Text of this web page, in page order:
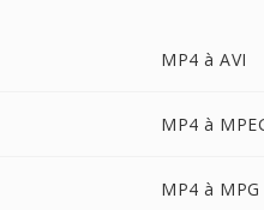
MP4 à AVI
MP4 à
MP4 à MPG